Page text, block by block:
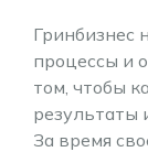
Гринбизнес
процессы и
том, чтобы
результаты
За время